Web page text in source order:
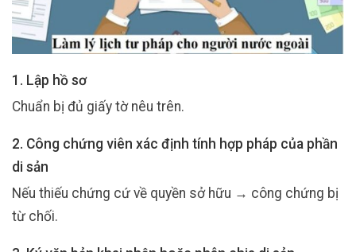
1. Lập hồ sơ
Chuẩn bị đủ giấy tờ nêu trên.
2. Công chứng viên xác định tính hợp pháp của phần
di sản
Nếu thiếu chứng cứ về quyền sở hữu → công chứng bị
từ chối.